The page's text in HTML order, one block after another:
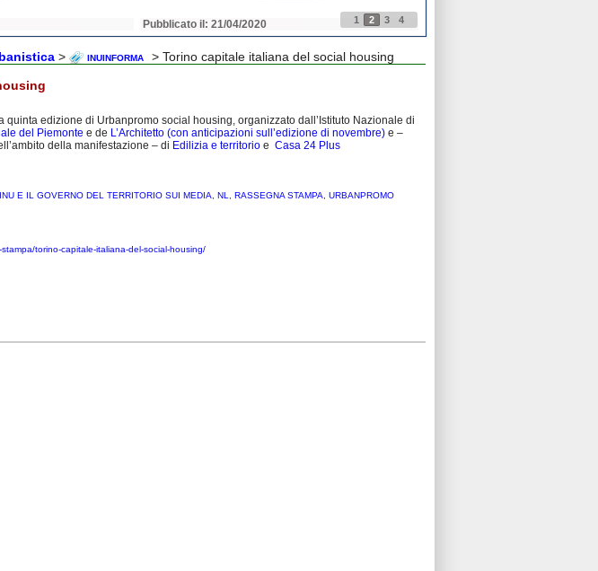
Pubblicato il: 21/04/2020 1 2 3 4
> INUINFORMA
> Torino capitale italiana del social housing
edizione di Urbanpromo social housing, organizzato dall’Istituto Nazionale di
del Piemonte e de L’Architetto (con anticipazioni sull’edizione di novembre) e –
della manifestazione – di Edilizia e territorio e Casa 24 Plus
E IL GOVERNO DEL TERRITORIO SUI MEDIA NL RASSEGNA STAMPA URBANPROMO
torino-capitale-italiana-del-social-housing/